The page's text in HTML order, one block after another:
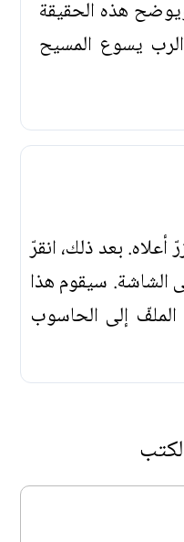
هذه الحقيقة
يسوع المسيح
أعلاه. بعد ذلك، انقرّ
الشاشة. سيقوم هذا
الملفّ إلى الحاسوب